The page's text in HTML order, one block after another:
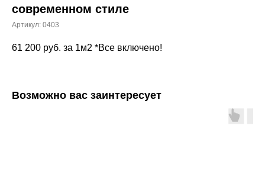
современном стиле
Артикул: 0403
61 200 руб. за 1м2 *Все включено!
Возможно вас заинтересует